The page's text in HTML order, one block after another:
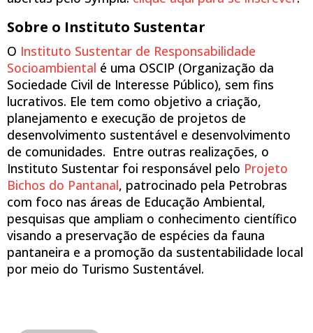
Sobre o Instituto Sustentar
O Instituto Sustentar de Responsabilidade
Socioambiental é uma OSCIP (Organização da
Sociedade Civil de Interesse Público), sem fins
lucrativos. Ele tem como objetivo a criação,
planejamento e execução de projetos de
desenvolvimento sustentável e desenvolvimento
de comunidades. Entre outras realizações, o
Instituto Sustentar foi responsável pelo Projeto
Bichos do Pantanal, patrocinado pela Petrobras
com foco nas áreas de Educação Ambiental,
pesquisas que ampliam o conhecimento científico
visando a preservação de espécies da fauna
pantaneira e a promoção da sustentabilidade local
por meio do Turismo Sustentável.